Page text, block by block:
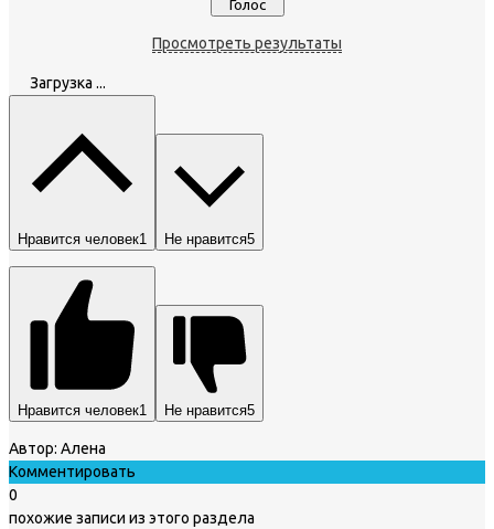
Просмотреть результаты
Загрузка ...
Нравится человек1 Не нравится5
Нравится человек1 Не нравится5
Автор: Алена
Комментировать
0
похожие записи из этого раздела